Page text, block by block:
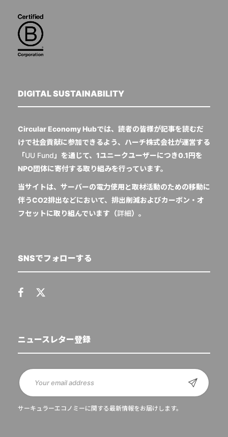
DIGITAL SUSTAINABILITY
Circular Economy Hubでは、読者の皆様が記事を読むだ
けで社会貢献に参加できるよう、ハーチ株式会社が運営する
「UU Fund 」を通じて、1ユニークユーザーにつき0.1円を
NPO団体に寄付する取り組みを行っています。
当サイトは、サーバーの電力使用と取材活動のための移動に
伴うCO2排出などにおいて、排出削減およびカーボン・オ
フセットに取り組んでいます（詳細）。
SNSでフォローする
ニュースレター登録
サーキュラーエコノミーに関する最新情報をお届けします。